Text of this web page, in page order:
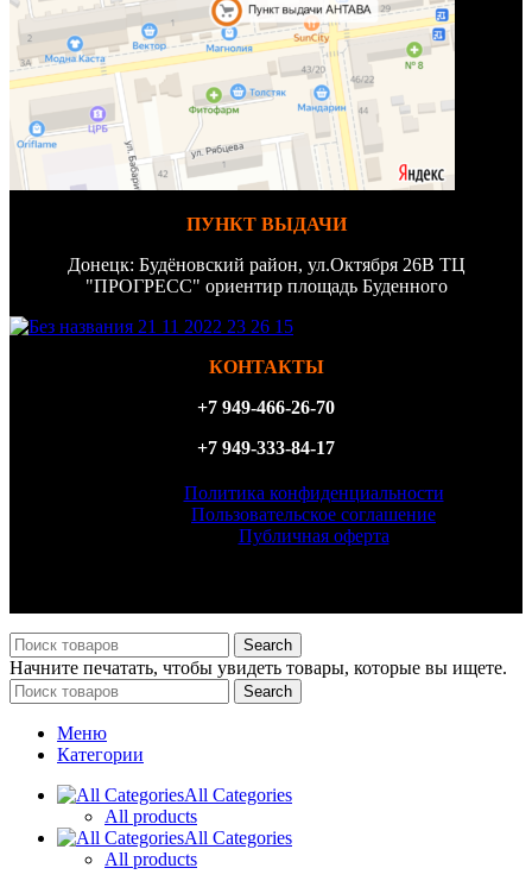
ПУНКТ ВЫДАЧИ
Донецк: Будёновский район, ул.Октября 26В ТЦ
"ПРОГРЕСС" ориентир площадь Буденного
КОНТАКТЫ
+7 949-466-26-70
+7 949-333-84-17
Политика конфиденциальности
Пользовательское соглашение
Публичная оферта
Search
Начните печатать, чтобы увидеть товары, которые вы ищете.
Search
Меню
Категории
All Categories
All products
All Categories
All products